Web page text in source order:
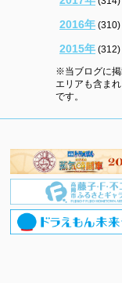
2016年 (310)
2015年 (312)
※当ブログに掲
エリアも含ま
です。